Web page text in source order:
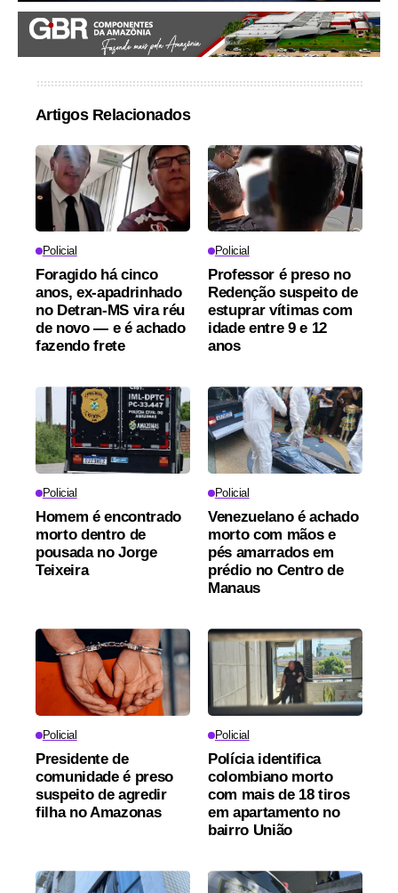
Artigos Relacionados
Policial
Foragido há cinco
anos, ex-apadrinhado
no Detran-MS vira réu
de novo — e é achado
fazendo frete
Policial
Professor é preso no
Redenção suspeito de
estuprar vítimas com
idade entre 9 e 12
anos
Policial
Homem é encontrado
morto dentro de
pousada no Jorge
Teixeira
Policial
Venezuelano é achado
morto com mãos e
pés amarrados em
prédio no Centro de
Manaus
Policial
Presidente de
comunidade é preso
suspeito de agredir
filha no Amazonas
Policial
Polícia identifica
colombiano morto
com mais de 18 tiros
em apartamento no
bairro União